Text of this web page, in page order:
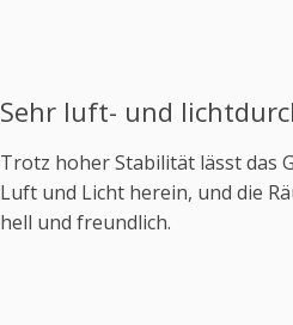
Sehr luft- und
Trotz hoher Stabilität lässt das
Luft und Licht herein, und die
hell und freundlich.